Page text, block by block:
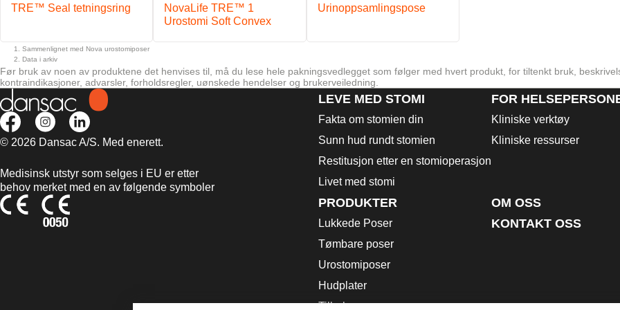
TRE™ Seal tetningsring
NovaLife TRE™ 1
Urostomi Soft Convex
Urinoppsamlingspose
Sammenlignet med Nova urostomiposer
Data i arkiv
Før bruk av noen av produktene det henvises til, må du lese hele pakningsvedlegget som følger med hvert produkt, for tiltenkt bruk,
kontraindikasjoner, advarsler, forholdsregler, uønskede hendelser og brukerveiledning.
© 2026 Dansac A/S. Med enerett.
Medisinsk utstyr som selges i EU er etter
behov merket med en av følgende symboler
LEVE MED STOMI
Fakta om stomien din
Sunn hud rundt stomien
Restitusjon etter en stomioperasjon
Livet med stomi
FOR
Kliniske verktøy
Kliniske ressurser
PRODUKTER
Lukkede Poser
Tømbare poser
Urostomiposer
Hudplater
Tilbehør
OM OSS
KONTAKT OSS